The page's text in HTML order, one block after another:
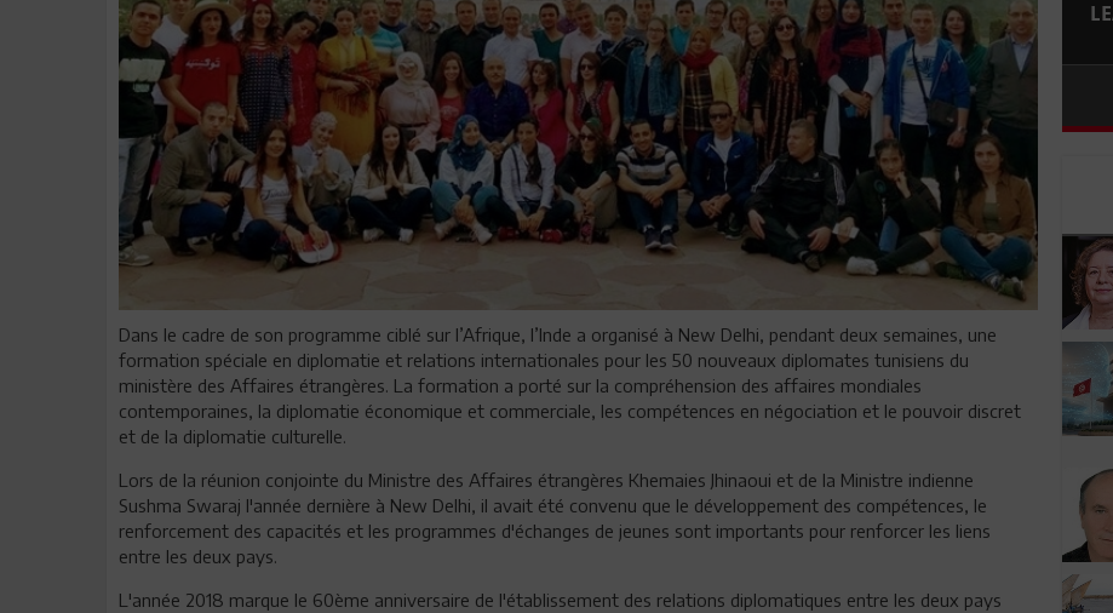
Dans le cadre de son programme ciblé sur l’Afrique, l’Inde a organisé à New Delhi, pendant deux semaines, une
formation spéciale en diplomatie et relations internationales pour les 50 nouveaux diplomates tunisiens du
ministère des Affaires étrangères. La formation a porté sur la compréhension des affaires mondiales
contemporaines, la diplomatie économique et commerciale, les compétences en négociation et le pouvoir discret
et de la diplomatie culturelle.
Lors de la réunion conjointe du Ministre des Affaires étrangères Khemaies Jhinaoui et de la Ministre indienne
Sushma Swaraj l'année dernière à New Delhi, il avait été convenu que le développement des compétences, le
renforcement des capacités et les programmes d'échanges de jeunes sont importants pour renforcer les liens
entre les deux pays.
L'année 2018 marque le 60ème anniversaire de l'établissement des relations diplomatiques entre les deux pays